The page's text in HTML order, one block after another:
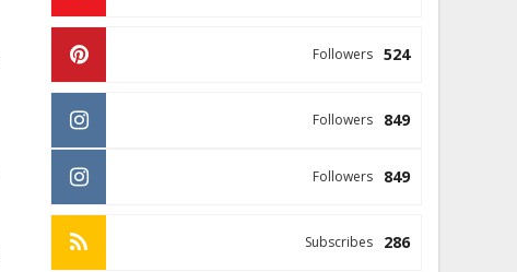
524
Followers
849
Followers
849
Followers
286
Subscribes